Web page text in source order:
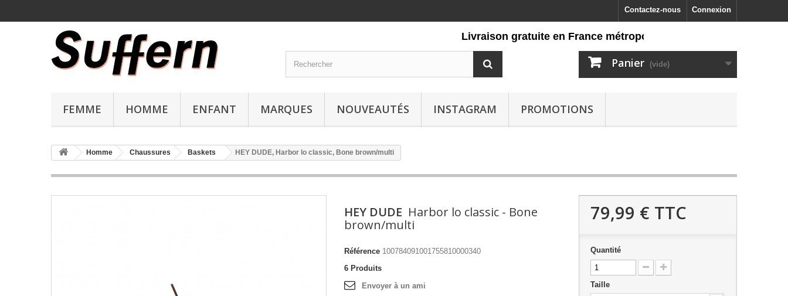
Connexion
Contactez-nous
Panier (vide)
FEMME HOMME ENFANT MARQUES NOUVEAUTÉS INSTAGRAM PROMOTIONS
Livraison gratuite en France métropolitaine dès 60 euros d'achat,
Homme Chaussures Baskets HEY DUDE, Harbor lo classic, Bone brown/multi
HEY DUDE Harbor lo classic - Bone
brown/multi
Référence 100784091001755810000340
6 Produits
Envoyer à un ami
79,99 € TTC
Quantité
Taille